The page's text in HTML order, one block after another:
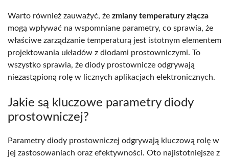
Warto również zauważyć, że zmiany temperatury złącza
mogą wpływać na wspomniane parametry, co sprawia, że
właściwe zarządzanie temperaturą jest istotnym elementem
projektowania układów z diodami prostowniczymi. To
wszystko sprawia, że diody prostownicze odgrywają
niezastąpioną rolę w licznych aplikacjach elektronicznych.
Jakie są kluczowe parametry diody
prostowniczej?
Parametry diody prostowniczej odgrywają kluczową rolę w
jej zastosowaniach oraz efektywności. Oto najistotniejsze z